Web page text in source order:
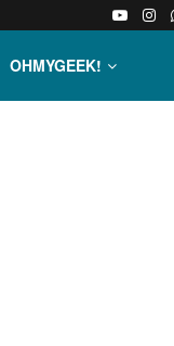
OHMYGEEK!